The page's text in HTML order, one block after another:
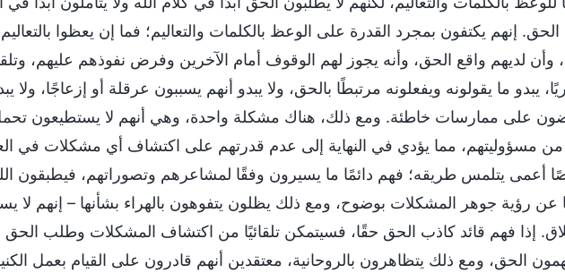
الحق. إنهم يكتفون بمجرد القدرة على الوعظ بالكلمات والتعاليم؛ فما إن يعظوا
وأن لديهم واقع الحق، وأنه يجوز لهم الوقوف أمام الآخرين وفرض نفوذهم عليهم،
يبدو ما يقولونه ويفعلونه مرتبطًا بالحق، ولا يبدو أنهم يسببون عرقلة أو إزعاجًا،
على ممارسات خاطئة. ومع ذلك، هناك مشكلة واحدة، وهي أنهم لا يستطيعون
مسؤوليتهم، مما يؤدي في النهاية إلى عدم قدرتهم على اكتشاف أي مشكلات في
أعمى يتلمس طريقه؛ فهم دائمًا ما يسيرون وفقًا لمشاعرهم وتصوراتهم، فيطبقون
عن رؤية جوهر المشكلات بوضوح، ومع ذلك يظلون يتفوهون بالهراء بشأنها – إنهم لا
إذا فهم قائد كاذب الحق حقًا، فسيتمكن تلقائيًا من اكتشاف المشكلات وطلب الحق
الحق، ومع ذلك يتظاهرون بالروحانية، معتقدين أنهم قادرون على القيام بعمل